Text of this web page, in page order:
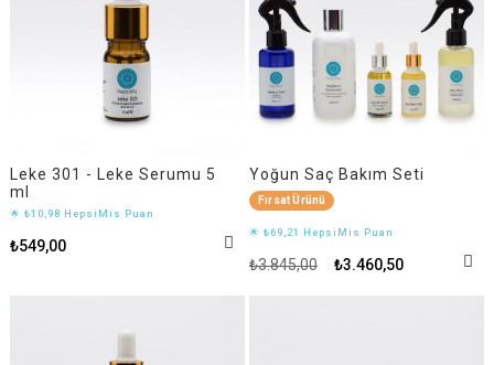
Leke 301 - Leke Serumu 5
ml
🌟 ₺10,98 HepsiMis Puan
₺549,00
Yoğun Saç Bakım Seti
Fırsat Ürünü
🌟 ₺69,21 HepsiMis Puan
₺3.460,50
₺3.845,00